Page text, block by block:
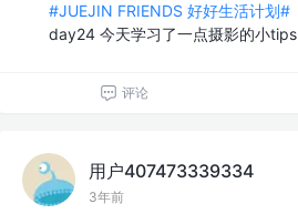
#JUEJIN FRIENDS 好好生活计划#
day24 今天学习了一点摄影的小tips
评论
用户407473339334
3年前